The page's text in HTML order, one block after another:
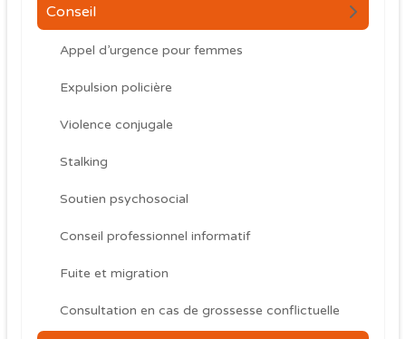
Conseil
Appel d’urgence pour femmes
Expulsion policière
Violence conjugale
Stalking
Soutien psychosocial
Conseil professionnel informatif
Fuite et migration
Consultation en cas de grossesse conflictuelle